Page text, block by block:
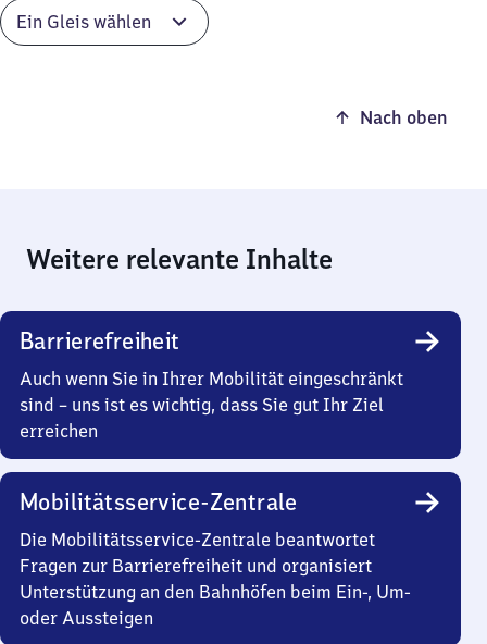
Nach oben
Weitere relevante Inhalte
Barrierefreiheit
Auch wenn Sie in Ihrer Mobilität eingeschränkt
sind – uns ist es wichtig, dass Sie gut Ihr Ziel
erreichen
Mobilitätsservice-Zentrale
Die Mobilitätsservice-Zentrale beantwortet
Fragen zur Barrierefreiheit und organisiert
Unterstützung an den Bahnhöfen beim Ein-, Um-
oder Aussteigen